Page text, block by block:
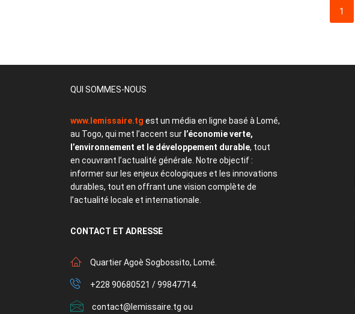
1
QUI SOMMES-NOUS
www.lemissaire.tg est un média en ligne basé à Lomé,
au Togo, qui met l’accent sur l’économie verte,
l’environnement et le développement durable, tout
en couvrant l’actualité générale. Notre objectif :
informer sur les enjeux écologiques et les innovations
durables, tout en offrant une vision complète de
l’actualité locale et internationale.
CONTACT ET ADRESSE
Quartier Agoè Sogbossito, Lomé.
+228 90680521 / 99847714.
contact@lemissaire.tg ou